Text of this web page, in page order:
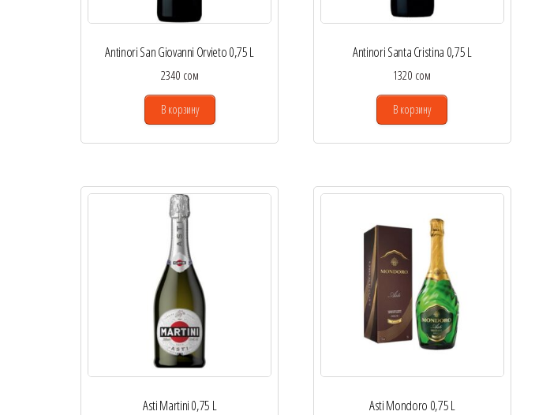
Antinori San Giovanni Orvieto 0,75 L
2340 сом
В корзину
Antinori Santa Cristina 0,75 L
1320 сом
В корзину
Asti Martini 0,75 L Asti Mondoro 0,75 L